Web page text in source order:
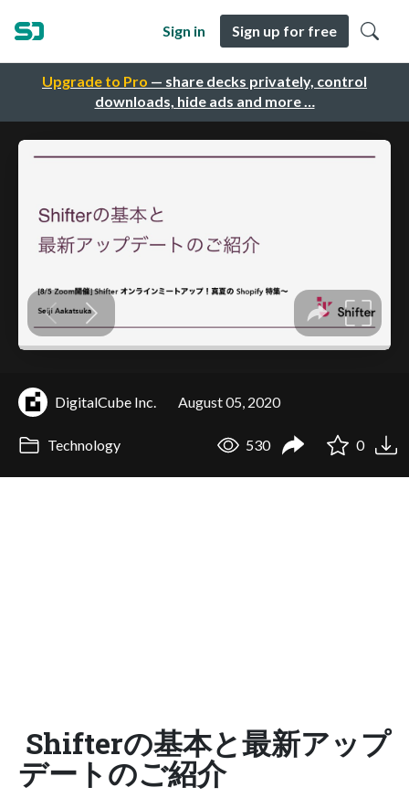
Upgrade to Pro — share decks privately, control
downloads, hide ads and more …
Sign in Sign up for free
DigitalCube Inc. August 05, 2020
Technology 530 0
Shifterの基本と最新アップ
デートのご紹介